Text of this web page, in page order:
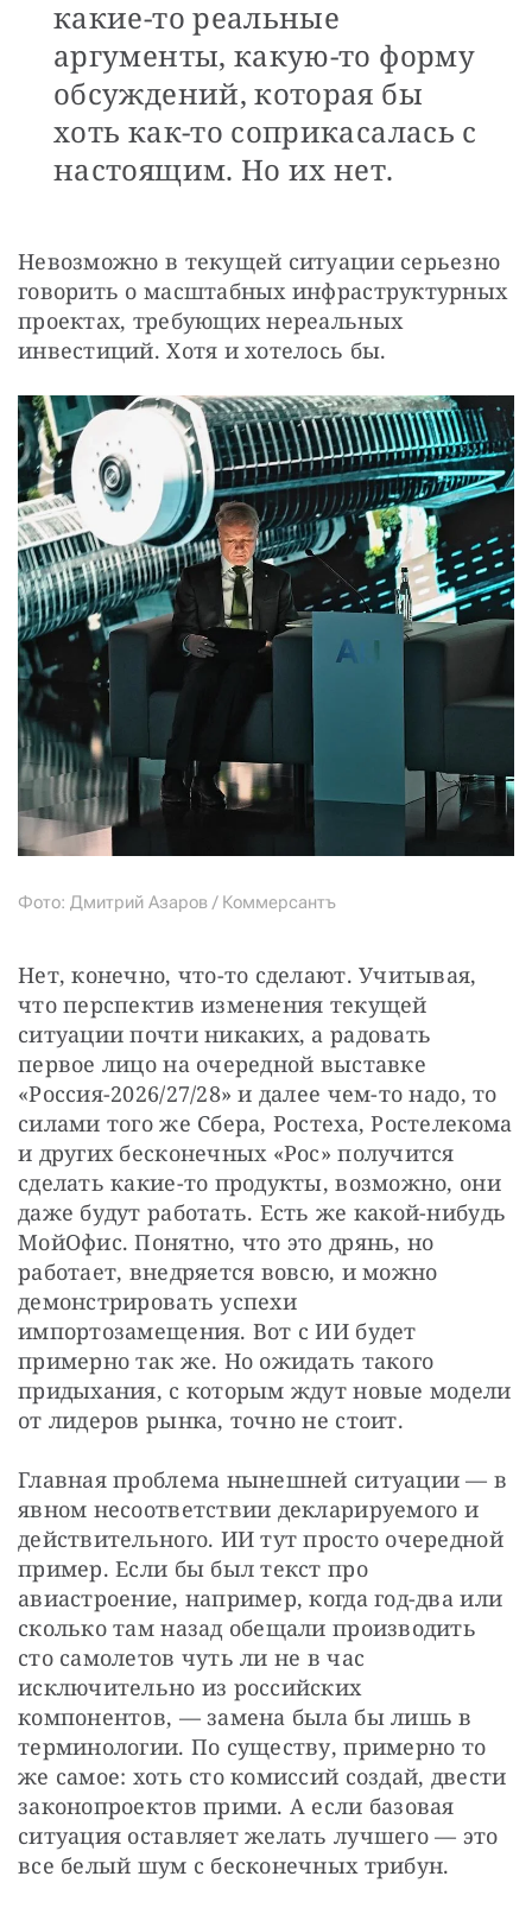
какие-то реальные
аргументы, какую-то форму
обсуждений, которая бы
хоть как-то соприкасалась с
настоящим. Но их нет.
Невозможно в текущей ситуации серьезно
говорить о масштабных инфраструктурных
проектах, требующих нереальных
инвестиций. Хотя и хотелось бы.
Фото: Дмитрий Азаров / Коммерсантъ
Нет, конечно, что-то сделают. Учитывая,
что перспектив изменения текущей
ситуации почти никаких, а радовать
первое лицо на очередной выставке
«Россия-2026/27/28» и далее чем-то надо, то
силами того же Сбера, Ростеха, Ростелекома
и других бесконечных «Рос» получится
сделать какие-то продукты, возможно, они
даже будут работать. Есть же какой-нибудь
МойОфис. Понятно, что это дрянь, но
работает, внедряется вовсю, и можно
демонстрировать успехи
импортозамещения. Вот с ИИ будет
примерно так же. Но ожидать такого
придыхания, с которым ждут новые модели
от лидеров рынка, точно не стоит.
Главная проблема нынешней ситуации — в
явном несоответствии декларируемого и
действительного. ИИ тут просто очередной
пример. Если бы был текст про
авиастроение, например, когда год-два или
сколько там назад обещали производить
сто самолетов чуть ли не в час
исключительно из российских
компонентов, — замена была бы лишь в
терминологии. По существу, примерно то
же самое: хоть сто комиссий создай, двести
законопроектов прими. А если базовая
ситуация оставляет желать лучшего — это
все белый шум с бесконечных трибун.